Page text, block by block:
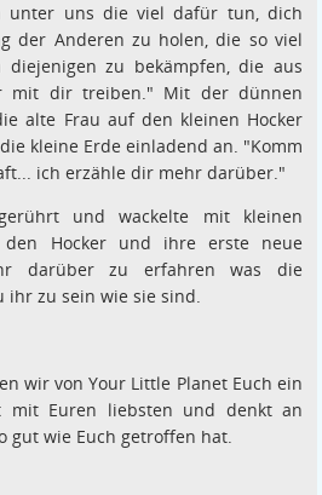
unter uns die viel dafür tun, dich
der Anderen zu holen, die so viel
zu bekämpfen, die aus
mit dir treiben." Mit der dünnen
alte Frau auf den kleinen Hocker
kleine Erde einladend an. "Komm
ich erzähle dir mehr darüber."
und wackelte mit kleinen
Hocker und ihre erste neue
darüber zu erfahren was die
ihr zu sein wie sie sind.
wir von Your Little Planet Euch ein
mit Euren liebsten und denkt an
gut wie Euch getroffen hat.